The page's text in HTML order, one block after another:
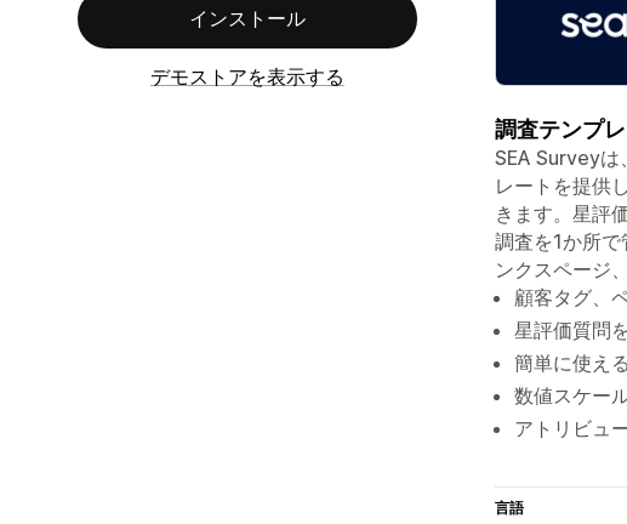
インストール
デモストアを表示する
調査テンプ
SEA Surveyは
レートを提供
きます。星評
調査を1か所
ンクスページ
顧客タグ、
星評価質問
簡単に使え
数値スケー
アトリビュ
言語